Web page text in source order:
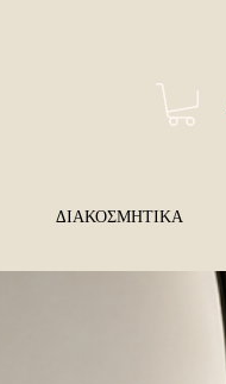
ΔΙΑΚΟΣΜΗΤΙΚΑ